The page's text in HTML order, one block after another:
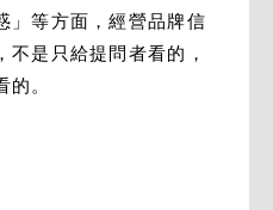
」等方面，經營品牌信
不是只給提問者看的，
。